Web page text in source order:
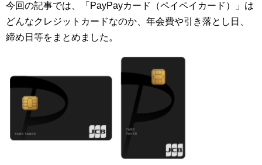
今回の記事では、「PayPayカード（ペイペイカード）」は
どんなクレジットカードなのか、年会費や引き落とし日、
締め日等をまとめました。